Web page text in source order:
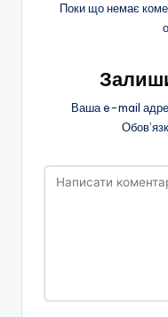
Поки що немає
Ваша e-mail